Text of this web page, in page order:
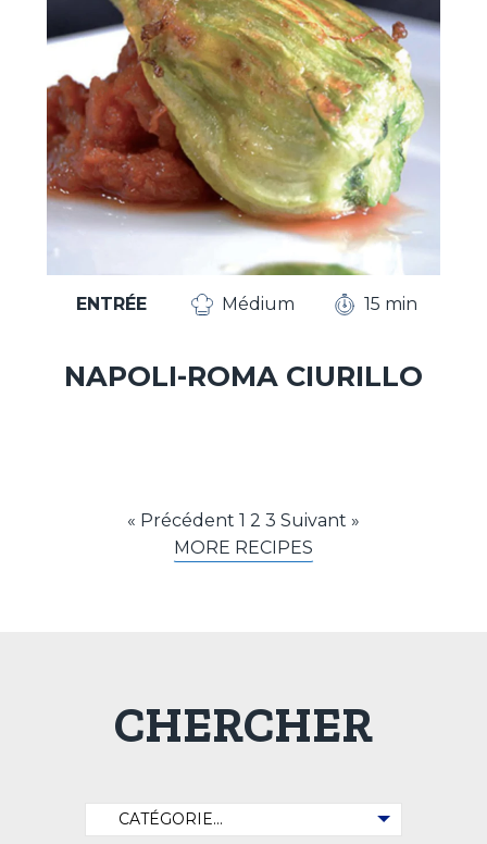
ENTRÉE Médium 15 min
NAPOLI-ROMA CIURILLO
« Précédent 1 2 3 Suivant »
MORE RECIPES
CHERCHER
Catégorie de recette